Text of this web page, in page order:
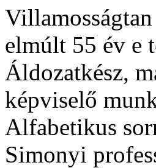
elmúlt 55 év e
Áldozatkész,
képviselő
Alfabetikus
Simonyi